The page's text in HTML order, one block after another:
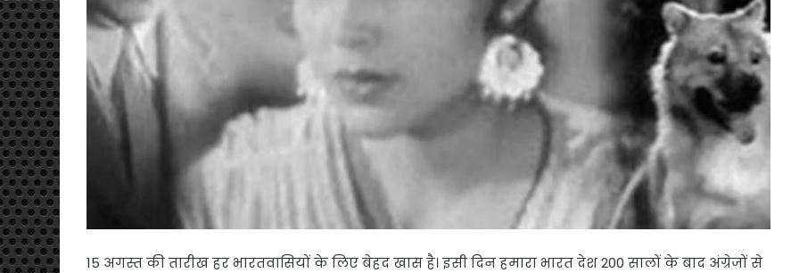
15 अगस्त की तारीख हर भारतवासियों के लिए बेहद खास है। इसी दिन हमारा भारत देश 200 सालों के बाद अंग्रेजों से